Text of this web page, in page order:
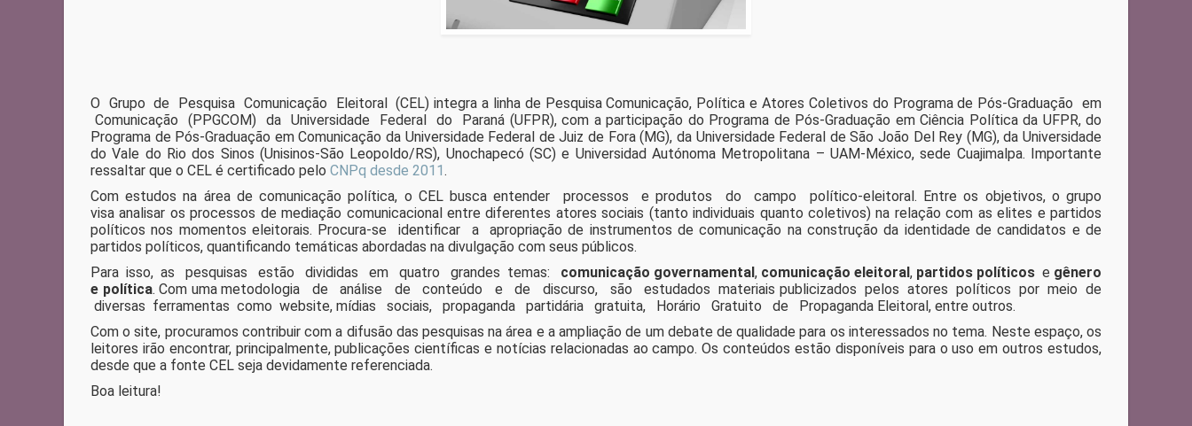
O Grupo de Pesquisa Comunicação Eleitoral (CEL) integra a linha de Pesquisa Comunicação, Política e Atores Coletivos do Programa de Pós-Graduação em
Comunicação (PPGCOM) da Universidade Federal do Paraná (UFPR), com a participação do Programa de Pós-Graduação em Ciência Política da UFPR, do
Programa de Pós-Graduação em Comunicação da Universidade Federal de Juiz de Fora (MG), da Universidade Federal de São João Del Rey (MG), da Universidade
do Vale do Rio dos Sinos (Unisinos-São Leopoldo/RS), Unochapecó (SC) e Universidad Autónoma Metropolitana – UAM-México, sede Cuajimalpa. Importante
ressaltar que o CEL é certificado pelo CNPq desde 2011.
Com estudos na área de comunicação política, o CEL busca entender processos e produtos do campo político-eleitoral. Entre os objetivos, o grupo
visa analisar os processos de mediação comunicacional entre diferentes atores sociais (tanto individuais quanto coletivos) na relação com as elites e partidos
políticos nos momentos eleitorais. Procura-se identificar a apropriação de instrumentos de comunicação na construção da identidade de candidatos e de
partidos políticos, quantificando temáticas abordadas na divulgação com seus públicos.
Para isso, as pesquisas estão divididas em quatro grandes temas: comunicação governamental, comunicação eleitoral, partidos políticos e gênero
e política. Com uma metodologia de análise de conteúdo e de discurso, são estudados materiais publicizados pelos atores políticos por meio de
diversas ferramentas como website, mídias sociais, propaganda partidária gratuita, Horário Gratuito de Propaganda Eleitoral, entre outros.
Com o site, procuramos contribuir com a difusão das pesquisas na área e a ampliação de um debate de qualidade para os interessados no tema. Neste espaço, os
leitores irão encontrar, principalmente, publicações científicas e notícias relacionadas ao campo. Os conteúdos estão disponíveis para o uso em outros estudos,
desde que a fonte CEL seja devidamente referenciada.
Boa leitura!